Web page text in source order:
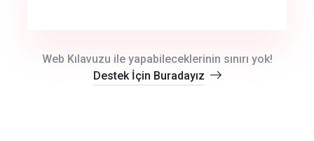
Web Kılavuzu ile yapabileceklerinin sınırı yok!
Destek İçin Buradayız